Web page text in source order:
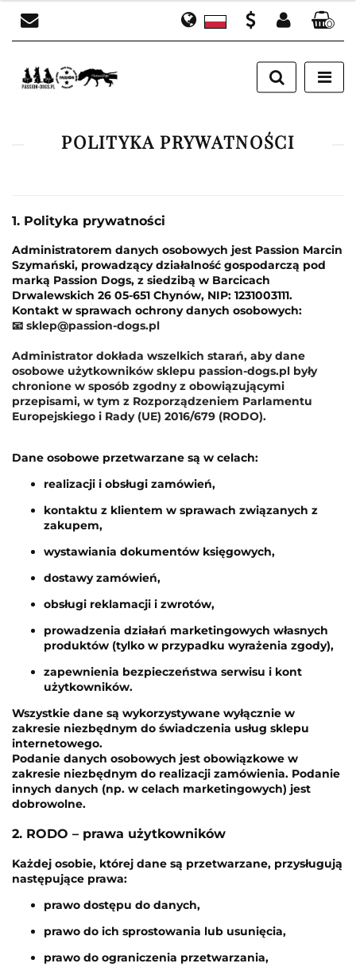
Zaloguj się
Załóż konto
Zgody cookies
0
POLITYKA PRYWATNOŚCI
1. Polityka prywatności
Administratorem danych osobowych jest Passion Marcin
Szymański, prowadzący działalność gospodarczą pod
marką Passion Dogs, z siedzibą w Barcicach
Drwalewskich 26 05-651 Chynów, NIP: 1231003111.
Kontakt w sprawach ochrony danych osobowych:
📧 sklep@passion-dogs.pl
Administrator dokłada wszelkich starań, aby dane
osobowe użytkowników sklepu passion-dogs.pl były
chronione w sposób zgodny z obowiązującymi
przepisami, w tym z Rozporządzeniem Parlamentu
Europejskiego i Rady (UE) 2016/679 (RODO).
Dane osobowe przetwarzane są w celach:
realizacji i obsługi zamówień,
kontaktu z klientem w sprawach związanych z
zakupem,
wystawiania dokumentów księgowych,
dostawy zamówień,
obsługi reklamacji i zwrotów,
prowadzenia działań marketingowych własnych
produktów (tylko w przypadku wyrażenia zgody),
zapewnienia bezpieczeństwa serwisu i kont
użytkowników.
Wszystkie dane są wykorzystywane wyłącznie w
zakresie niezbędnym do świadczenia usług sklepu
internetowego.
Podanie danych osobowych jest obowiązkowe w
zakresie niezbędnym do realizacji zamówienia. Podanie
innych danych (np. w celach marketingowych) jest
dobrowolne.
2. RODO – prawa użytkowników
Każdej osobie, której dane są przetwarzane, przysługują
następujące prawa:
prawo dostępu do danych,
prawo do ich sprostowania lub usunięcia,
prawo do ograniczenia przetwarzania,